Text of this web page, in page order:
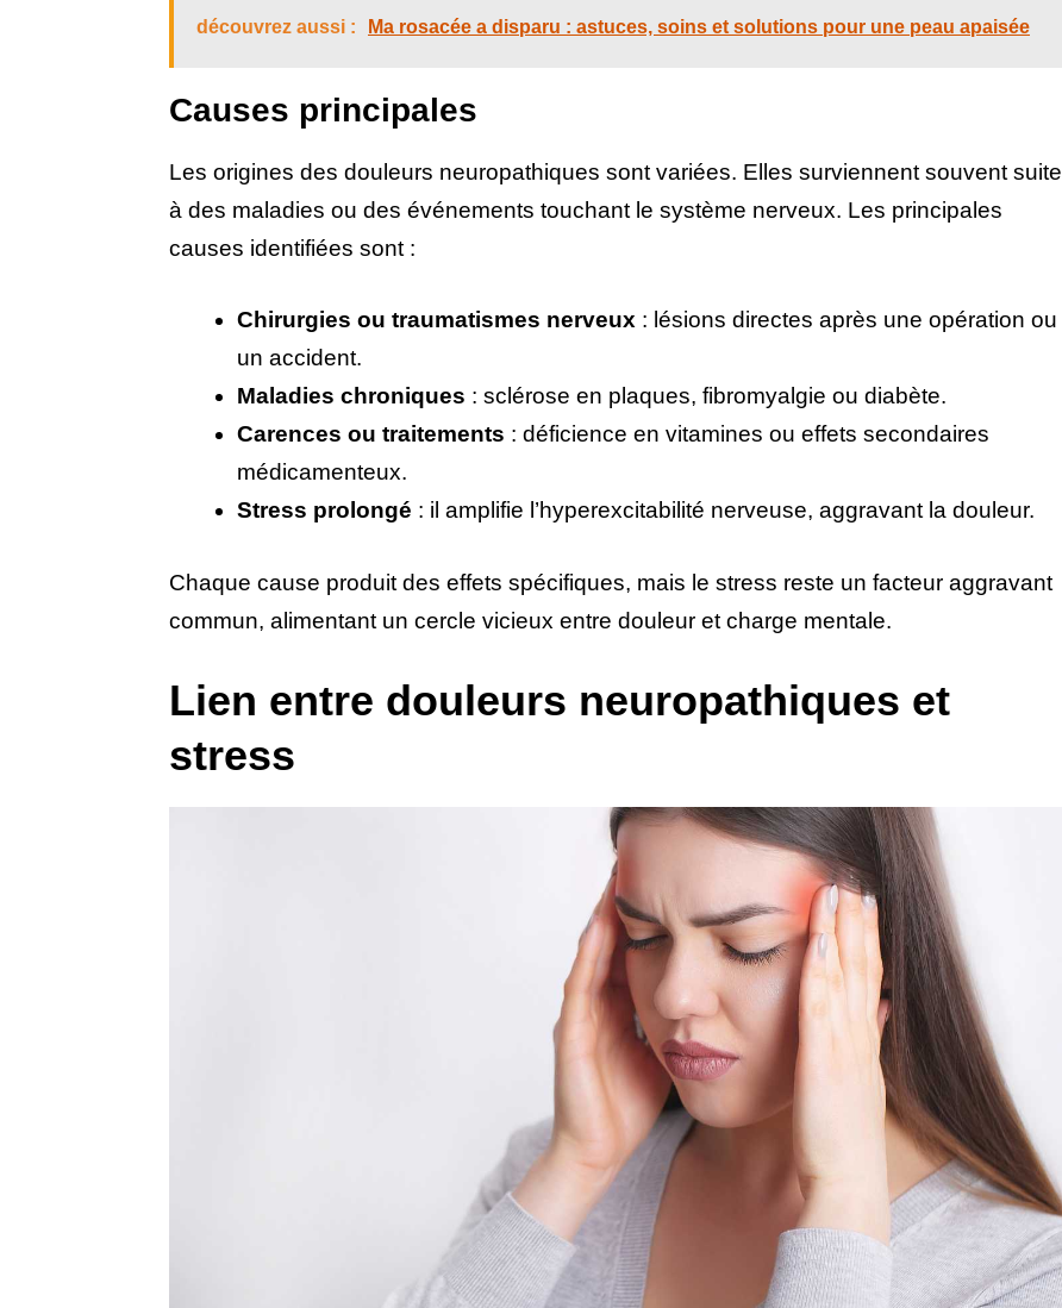
découvrez aussi : Ma rosacée a disparu : astuces, soins et solutions pour une peau apaisée
Causes principales
Les origines des douleurs neuropathiques sont variées. Elles surviennent souvent suite
à des maladies ou des événements touchant le système nerveux. Les principales
causes identifiées sont :
Chirurgies ou traumatismes nerveux : lésions directes après une opération ou
un accident.
Maladies chroniques : sclérose en plaques, fibromyalgie ou diabète.
Carences ou traitements : déficience en vitamines ou effets secondaires
médicamenteux.
Stress prolongé : il amplifie l’hyperexcitabilité nerveuse, aggravant la douleur.
Chaque cause produit des effets spécifiques, mais le stress reste un facteur aggravant
commun, alimentant un cercle vicieux entre douleur et charge mentale.
Lien entre douleurs neuropathiques et
stress